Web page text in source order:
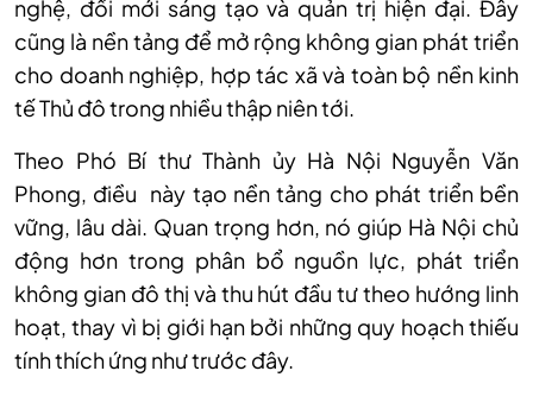
nghệ, đổi mới sáng tạo và quản trị hiện đại. Đây
cũng là nền tảng để mở rộng không gian phát triển
cho doanh nghiệp, hợp tác xã và toàn bộ nền kinh
tế Thủ đô trong nhiều thập niên tới.
Theo Phó Bí thư Thành ủy Hà Nội Nguyễn Văn
Phong, điều này tạo nền tảng cho phát triển bền
vững, lâu dài. Quan trọng hơn, nó giúp Hà Nội chủ
động hơn trong phân bổ nguồn lực, phát triển
không gian đô thị và thu hút đầu tư theo hướng linh
hoạt, thay vì bị giới hạn bởi những quy hoạch thiếu
tính thích ứng như trước đây.